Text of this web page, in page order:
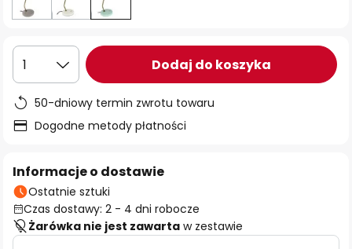
1 Dodaj do koszyka
50-dniowy termin zwrotu towaru
Dogodne metody płatności
Informacje o dostawie
Ostatnie sztuki
Czas dostawy: 2 - 4 dni robocze
Żarówka nie jest zawarta w zestawie